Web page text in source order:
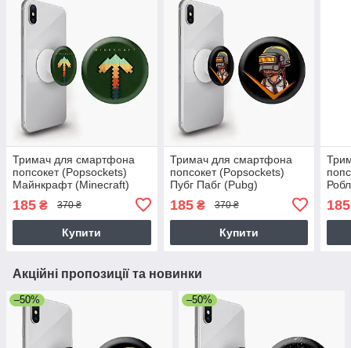
Тримач для смартфона
попсокет (Popsockets)
Майнкрафт (Minecraft)
185 ₴ 370 ₴
Купити
Тримач для смартфона
попсокет (Popsockets)
Пубг Пабг (Pubg)
185₴ 370 ₴
Купити
185
Акційні пропозиції та новинки
–50% –50%